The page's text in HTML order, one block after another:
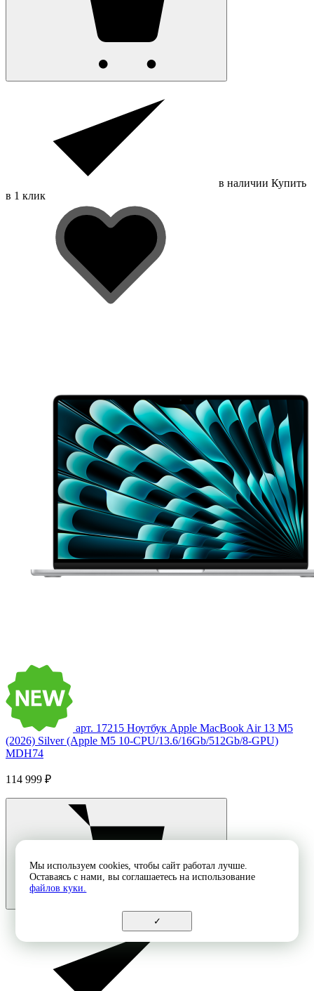
в наличии Купить
в 1 клик
арт. 17215 Ноутбук Apple MacBook Air 13 M5
(2026) Silver (Apple M5 10-CPU/13.6/16Gb/512Gb/8-GPU)
MDH74
114 999 ₽
Мы используем cookies, чтобы сайт работал лучше.
Оставаясь с нами, вы соглашаетесь на использование
файлов куки.
✓